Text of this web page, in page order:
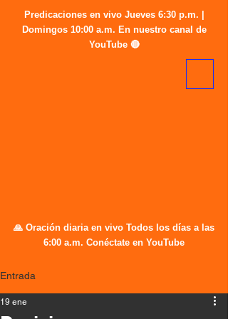
🙏 Oración diaria en vivo Todos los días a las
6:00 a.m. Conéctate en YouTube
Predicaciones en vivo Jueves 6:30 p.m. |
Domingos 10:00 a.m. En nuestro canal de
YouTube 🔴
Entrada
19 ene